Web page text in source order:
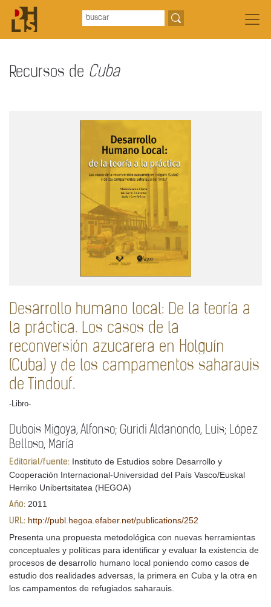
Recursos de Cuba
Desarrollo humano local: De la teoría a
la práctica. Los casos de la
reconversión azucarera en Holguín
(Cuba) y de los campamentos saharauis
de Tindouf.
-Libro-
Dubois Migoya, Alfonso; Guridi Aldanondo, Luis; López
Belloso, María
Editorial/fuente: Instituto de Estudios sobre Desarrollo y
Cooperación Internacional-Universidad del País Vasco/Euskal
Herriko Unibertsitatea (HEGOA)
Año: 2011
URL: http://publ.hegoa.efaber.net/publications/252
Presenta una propuesta metodológica con nuevas herramientas
conceptuales y políticas para identificar y evaluar la existencia de
procesos de desarrollo humano local poniendo como casos de
estudio dos realidades adversas, la primera en Cuba y la otra en
los campamentos de refugiados saharauis.